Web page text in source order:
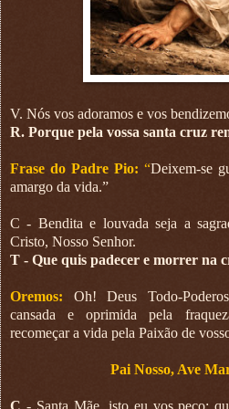
V. Nós vos adoramos e vos
R. Porque pela vossa santa cruz
Frase do Padre Pio: “Deixem-se
amargo da vida.”
C - Bendita e louvada seja a
Cristo, Nosso Senhor.
T - Que quis padecer e morrer na
Oremos: Oh! Deus Todo-
cansada e oprimida pela
recomeçar a vida pela Paixão de
Pai Nosso, Ave
C - Santa Mãe, isto eu vos peço: